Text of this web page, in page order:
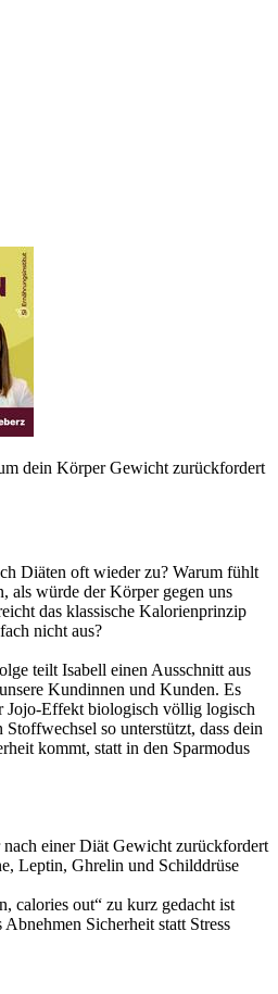
dein Körper Gewicht zurückfordert
Diäten oft wieder zu? Warum fühlt
als würde der Körper gegen uns
das klassische Kalorienprinzip
nicht aus?
teilt Isabell einen Ausschnitt aus
Kundinnen und Kunden. Es
Jojo-Effekt biologisch völlig logisch
so unterstützt, dass dein
kommt, statt in den Sparmodus
einer Diät Gewicht zurückfordert
Leptin, Ghrelin und Schilddrüse
calories out“ zu kurz gedacht ist
Sicherheit statt Stress